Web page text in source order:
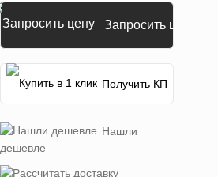
Запросить цену
Получить КП
Нашли
дешевле